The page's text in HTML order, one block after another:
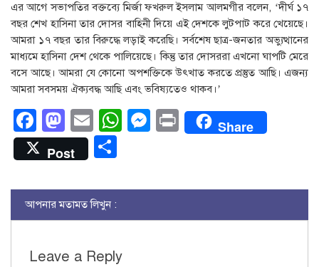
এর আগে সভাপতির বক্তব্যে মির্জা ফখরুল ইসলাম আলমগীর বলেন, ‘দীর্ঘ ১৭
বছর শেখ হাসিনা তার দোসর বাহিনী দিয়ে এই দেশকে লুটপাট করে খেয়েছে।
আমরা ১৭ বছর তার বিরুদ্ধে লড়াই করেছি। সর্বশেষ ছাত্র-জনতার অভ্যুত্থানের
মাধ্যমে হাসিনা দেশ থেকে পালিয়েছে। কিন্তু তার দোসররা এখনো ঘাপটি মেরে
বসে আছে। আমরা যে কোনো অপশক্তিকে উৎখাত করতে প্রস্তুত আছি। এজন্য
আমরা সবসময় ঐক্যবদ্ধ আছি এবং ভবিষ্যতেও থাকব।’
Facebook
Mastodon
EmailWhatsApp
Messenger
PrintShare
Post
আপনার মতামত লিখুন :
Leave a Reply